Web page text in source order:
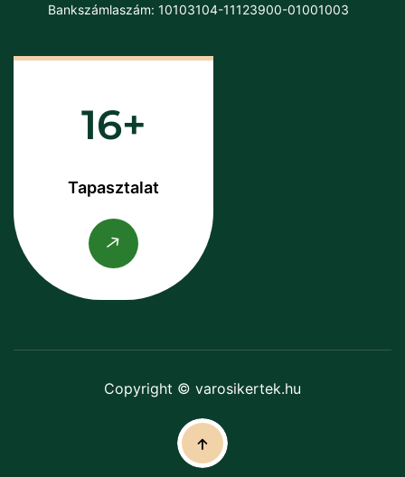
Bankszámlaszám: 10103104-11123900-01001003
16
Tapasztalat
Copyright © varosikertek.hu